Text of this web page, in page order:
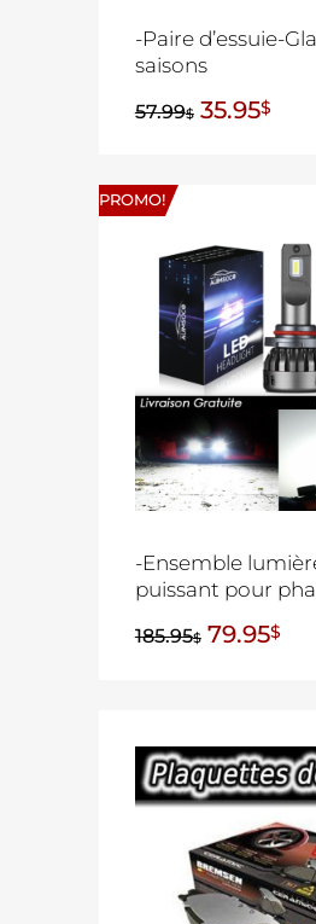
-Paire d’essuie-
saisons
57.99$ 35.95$
PROMO!
-Ensemble
puissant pour
185.95$ 79.95$